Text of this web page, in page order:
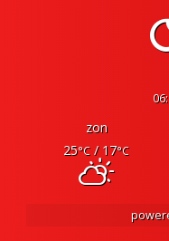
zon
25°C/ 17°C